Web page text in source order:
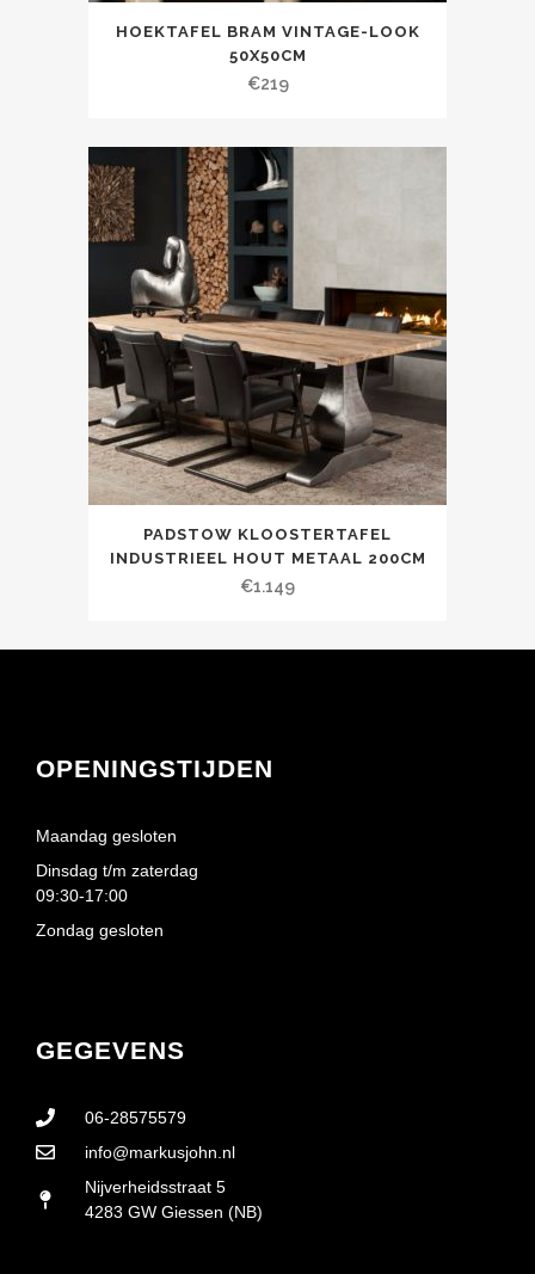
HOEKTAFEL BRAM VINTAGE-LOOK
50X50CM
€219
PADSTOW KLOOSTERTAFEL
INDUSTRIEEL HOUT METAAL 200CM
€1.149
GEGEVENS
06-28575579
info@markusjohn.nl
Nijverheidsstraat 5
4283 GW Giessen (NB)
OPENINGSTIJDEN
Maandag gesloten
Dinsdag t/m zaterdag
09:30-17:00
Zondag gesloten